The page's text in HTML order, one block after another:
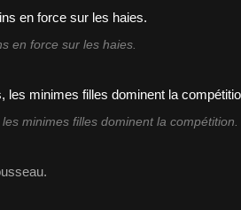
en force sur les haies.
minimes filles dominent la compétition.